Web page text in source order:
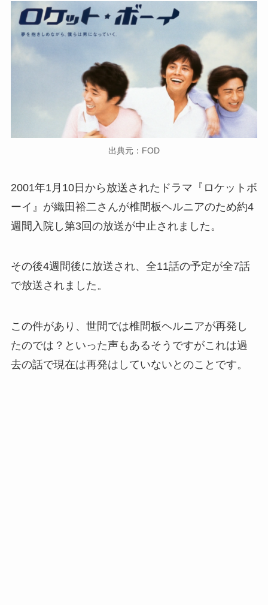
出典元：FOD
2001年1月10日から放送されたドラマ『ロケットボ
ーイ』が織田裕二さんが椎間板ヘルニアのため約4
週間入院し第3回の放送が中止されました。
その後4週間後に放送され、全11話の予定が全7話
で放送されました。
この件があり、世間では椎間板ヘルニアが再発し
たのでは？といった声もあるそうですがこれは過
去の話で現在は再発はしていないとのことです。